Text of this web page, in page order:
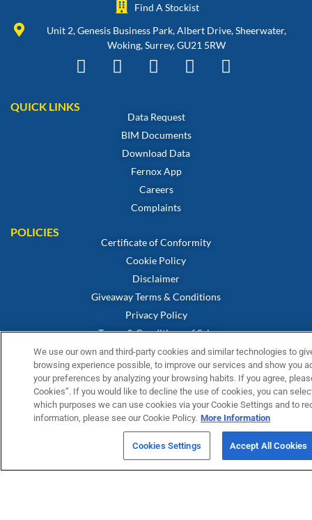
Find A Stockist
Unit 2, Genesis Business Park, Albert Drive, Sheerwater,
Woking, Surrey, GU21 5RW
QUICK LINKS
Data Request
BIM Documents
Download Data
Fernox App
Careers
Complaints
POLICIES
Certificate of Conformity
Cookie Policy
Disclaimer
Giveaway Terms & Conditions
Privacy Policy
Terms & Conditions of Sale
Terms & Conditions of Easter Prize Draw
Warranty Statement
UK Modern Slavery Act
Fernox App Terms & Conditions
Submit your water testing samples through our new Fernox App
We use our own and third-party cookies and similar technologies to
browsing experience possible, to improve our services and show you
your preferences by analyzing your browsing habits. If you agree,
Cookies”. If you would like to decline the use of cookies, you can
which purposes we can use cookies via your Cookie Settings and to
information, please see our Cookie Policy. More Information
Cookies Settings Accept All Cookies